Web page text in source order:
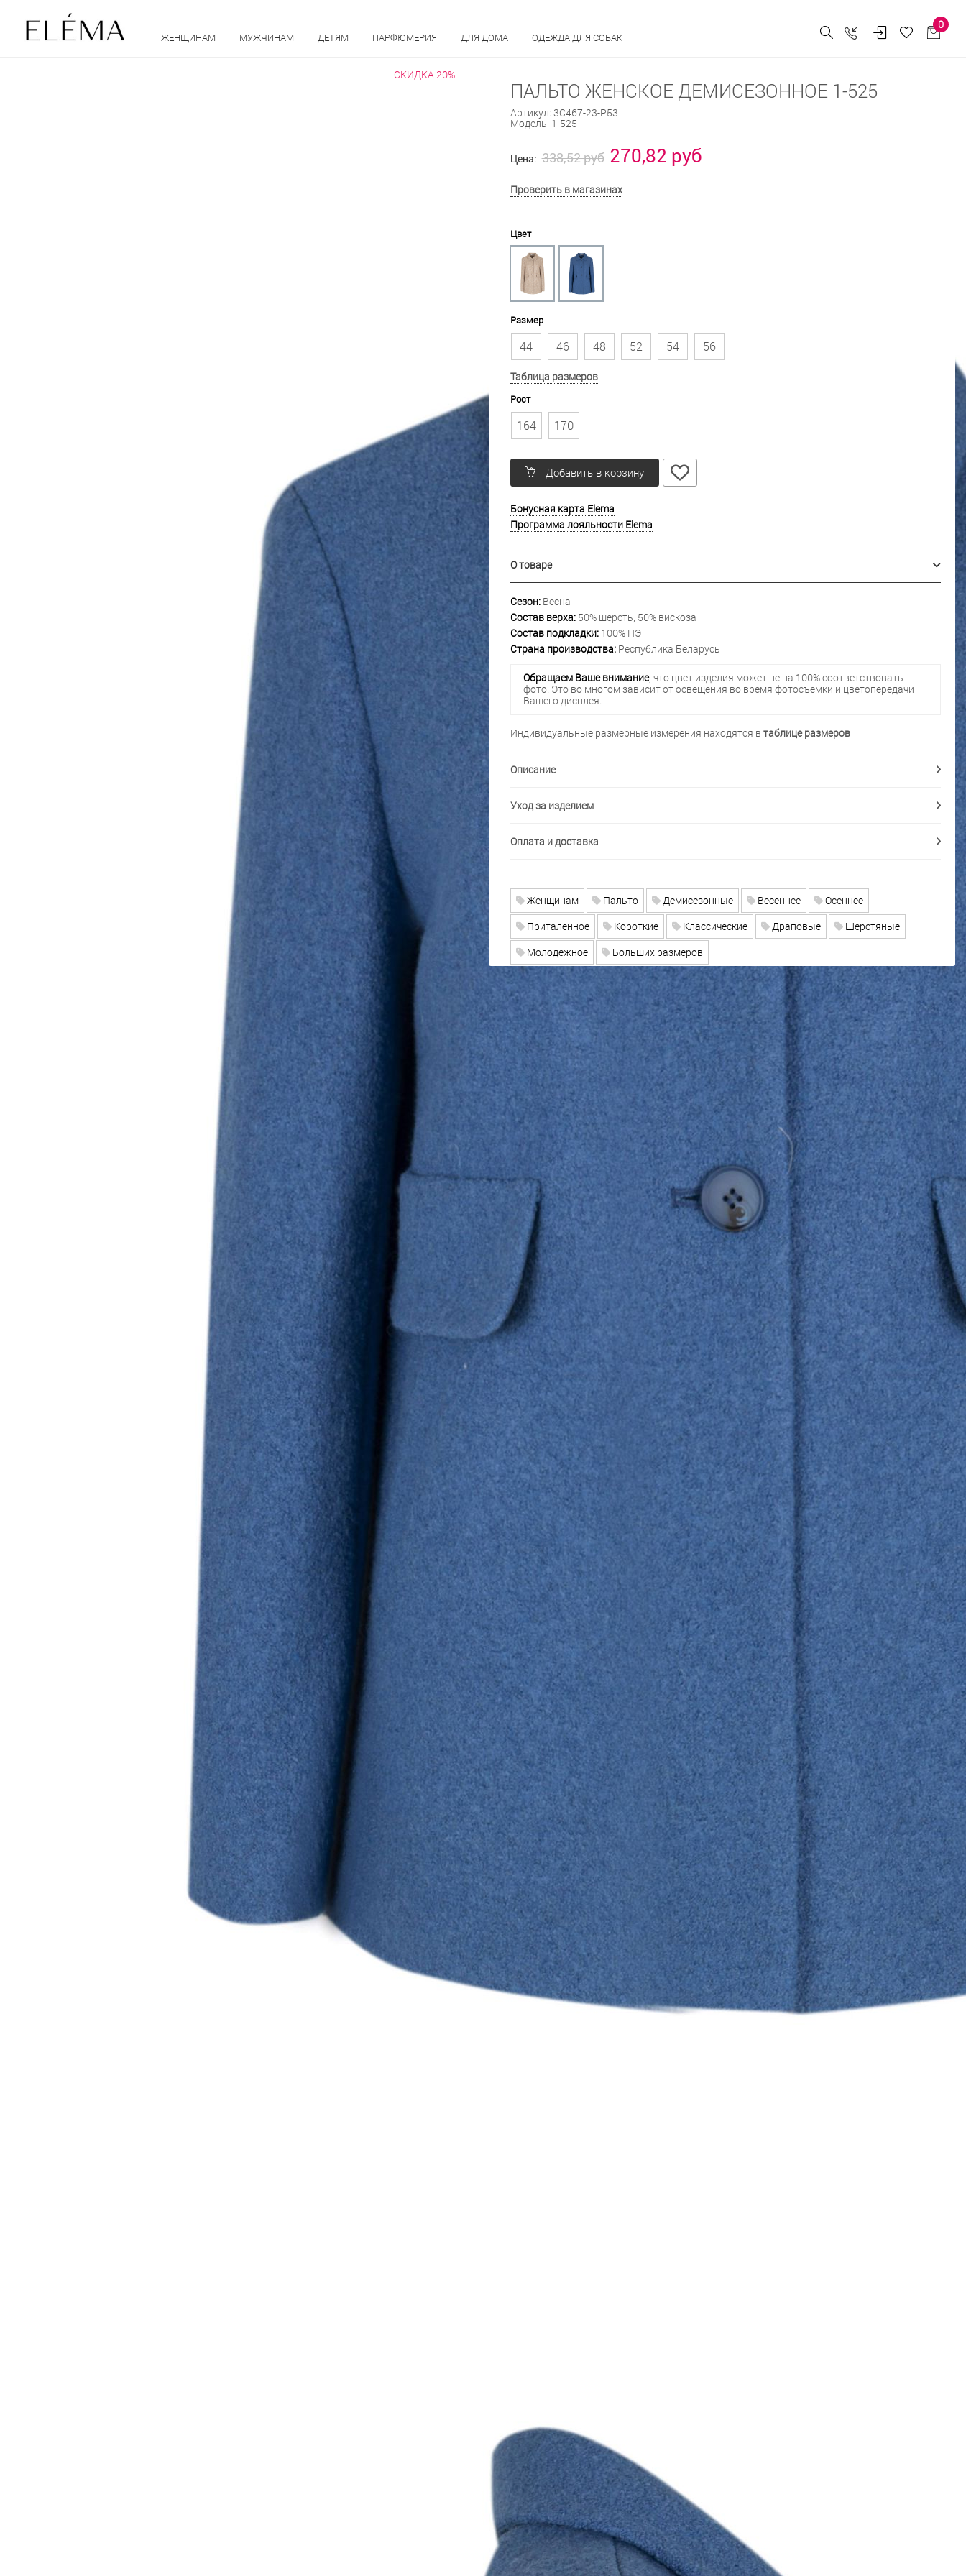
ЖЕНЩИНАМ МУЖЧИНАМ ДЕТЯМ ПАРФЮМЕРИЯ ДЛЯ ДОМА ОДЕЖДА ДЛЯ СОБАК
0
СКИДКА 20%
ПАЛЬТО ЖЕНСКОЕ ДЕМИСЕЗОННОЕ 1-525
Артикул: 3С467-23-Р53
Модель: 1-525
Цена: 338,52 руб 270,82 руб
Проверить в магазинах
Цвет
Размер
44 46 48 52 54 56
Таблица размеров
Рост
164 170
Добавить в корзину
Бонусная карта Elema
Программа лояльности Elema
О товаре
Сезон:Весна
Состав верха:50% шерсть, 50% вискоза
Состав подкладки:100% ПЭ
Страна производства:Республика Беларусь
Обращаем Ваше внимание, что цвет изделия может не на 100% соответствовать
фото. Это во многом зависит от освещения во время фотосъемки и цветопередачи
Вашего дисплея.
Индивидуальные размерные измерения находятся в таблице размеров
Описание
Уход за изделием
Оплата и доставка
Женщинам Пальто Демисезонные Весеннее
Осеннее
Приталенное
Короткие Классические Драповые
Шерстяные
Молодежное
Больших размеров